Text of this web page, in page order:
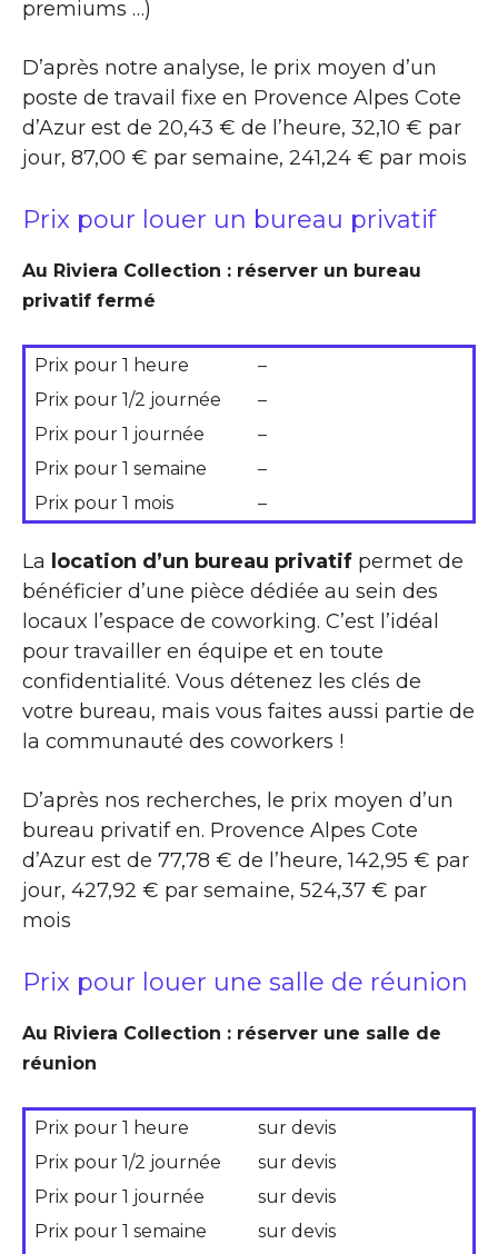
premiums …)
D’après notre analyse, le prix moyen d’un
poste de travail fixe en Provence Alpes Cote
d’Azur est de 20,43 € de l’heure, 32,10 € par
jour, 87,00 € par semaine, 241,24 € par mois
Prix pour louer un bureau privatif
Au Riviera Collection : réserver un bureau
privatif fermé
Prix pour 1 heure
–
Prix pour 1/2 journée
–
Prix pour 1 journée
–
Prix pour 1 semaine
–
Prix pour 1 mois
–
La location d’un bureau privatif permet de
bénéficier d’une pièce dédiée au sein des
locaux l’espace de coworking. C’est l’idéal
pour travailler en équipe et en toute
confidentialité. Vous détenez les clés de
votre bureau, mais vous faites aussi partie de
la communauté des coworkers !
D’après nos recherches, le prix moyen d’un
bureau privatif en. Provence Alpes Cote
d’Azur est de 77,78 € de l’heure, 142,95 € par
jour, 427,92 € par semaine, 524,37 € par
mois
Prix pour louer une salle de réunion
Au Riviera Collection : réserver une salle de
réunion
Prix pour 1 heure
sur devis
Prix pour 1/2 journée
sur devis
Prix pour 1 journée
sur devis
Prix pour 1 semaine
sur devis